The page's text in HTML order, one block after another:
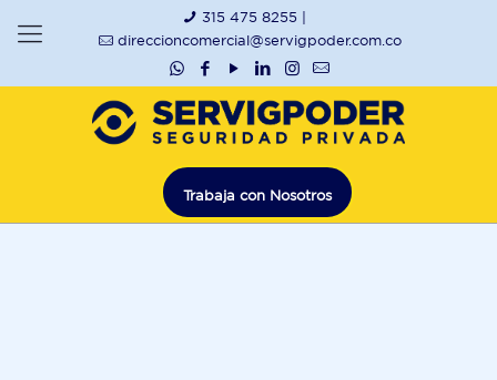
315 475 8255 |
direccioncomercial@servigpoder.com.co
Trabaja con Nosotros